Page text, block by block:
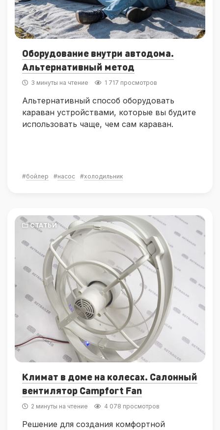
Оборудование внутри автодома.
Альтернативный метод
3 минуты на чтение 1 717 просмотров
Альтернативный способ оборудовать
караван устройствами, которые вы будите
использовать чаще, чем сам караван.
#бойлер #насос #холодильник
СТАТЬИ
Климат в доме на колесах. Салонный
вентилятор Campfort Fan
2 минуты на чтение 4 078 просмотров
Решение для создания комфортной